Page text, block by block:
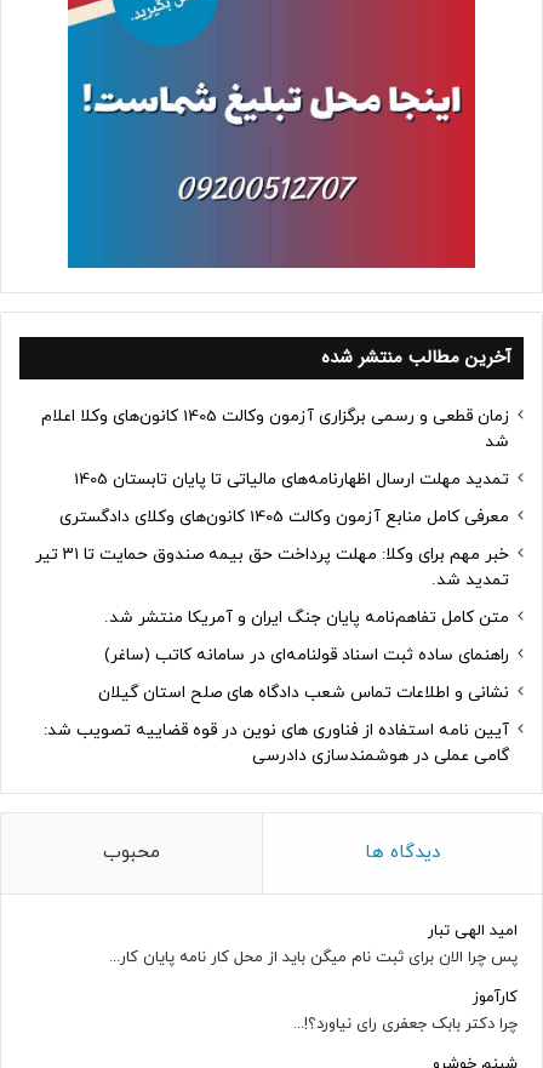
آخرین مطالب منتشر شده
زمان قطعی و رسمی برگزاری آزمون وکالت 1405 کانون‌های وکلا اعلام
شد
تمدید مهلت ارسال اظهارنامه‌های مالیاتی تا پایان تابستان 1405
معرفی کامل منابع آزمون وکالت 1405 کانون‌های وکلای دادگستری
خبر مهم برای وکلا: مهلت پرداخت حق بیمه صندوق حمایت تا ۳۱ تیر
تمدید شد.
متن کامل تفاهم‌نامه پایان جنگ ایران و آمریکا منتشر شد.
راهنمای ساده ثبت اسناد قولنامه‌ای در سامانه کاتب (ساغر)
نشانی و اطلاعات تماس شعب دادگاه های صلح استان گیلان
آیین نامه استفاده از فناوری های نوین در قوه قضاییه تصویب شد:
گامی عملی در هوشمندسازی دادرسی
دیدگاه ها محبوب
امید الهی تبار
پس چرا الان برای ثبت نام میگن باید از محل کار نامه پایان کار...
کارآموز
چرا دکتر بابک جعفری رای نیاورد؟!...